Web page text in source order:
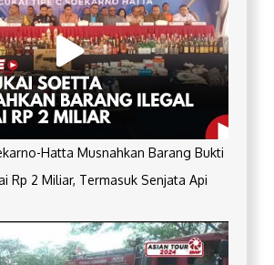
Hatta Musnahkan Barang Bukti
Rp 2 Miliar, Termasuk Senjata Api